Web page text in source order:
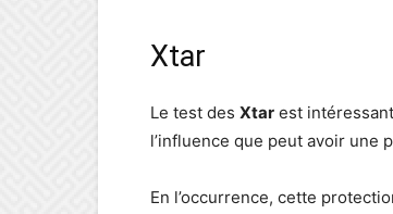
Xtar
Le test des Xtar est
l’influence que peut avoir une
En l’occurrence, cette